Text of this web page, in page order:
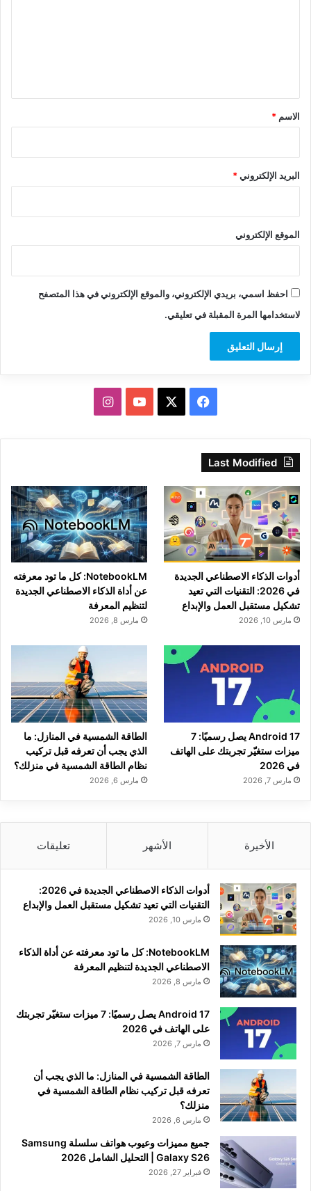
*
الاسم *
البريد الإلكتروني*
الموقع الإلكتروني
احفظ اسمي، بريدي الإلكتروني، والموقع الإلكتروني في هذا المتصفح
لاستخدامها المرة المقبلة في تعليقي.
فيسبوك ‫YouTubeانستقرام
Last Modified
أدوات الذكاء الاصطناعي الجديدة
في 2026: التقنيات التي تعيد
تشكيل مستقبل العمل والإبداع
مارس 10, 2026
NotebookLM: كل ما تود معرفته
عن أداة الذكاء الاصطناعي الجديدة
لتنظيم المعرفة
مارس 8, 2026
Android 17 يصل رسميًا: 7
ميزات ستغيّر تجربتك على الهاتف
في 2026
مارس 7, 2026
الطاقة الشمسية في المنازل: ما
الذي يجب أن تعرفه قبل تركيب
نظام الطاقة الشمسية في منزلك؟
مارس 6, 2026
الأخيرة الأشهر تعليقات
أدوات الذكاء الاصطناعي الجديدة في 2026:
التقنيات التي تعيد تشكيل مستقبل العمل والإبداع
مارس 10, 2026
NotebookLM: كل ما تود معرفته عن أداة الذكاء
الاصطناعي الجديدة لتنظيم المعرفة
مارس 8, 2026
Android 17 يصل رسميًا: 7 ميزات ستغيّر تجربتك
على الهاتف في 2026
مارس 7, 2026
الطاقة الشمسية في المنازل: ما الذي يجب أن
تعرفه قبل تركيب نظام الطاقة الشمسية في
منزلك؟
مارس 6, 2026
جميع مميزات وعيوب هواتف سلسلة Samsung
Galaxy S26 | التحليل الشامل 2026
فبراير 27, 2026